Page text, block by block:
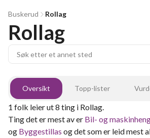
Buskerud Rollag
Rollag
Oversikt Topp-lister
1 folk leier ut8 ting i Rollag.
Ting det er mest av er Bil- og
og Byggestillas og det som er leid mest